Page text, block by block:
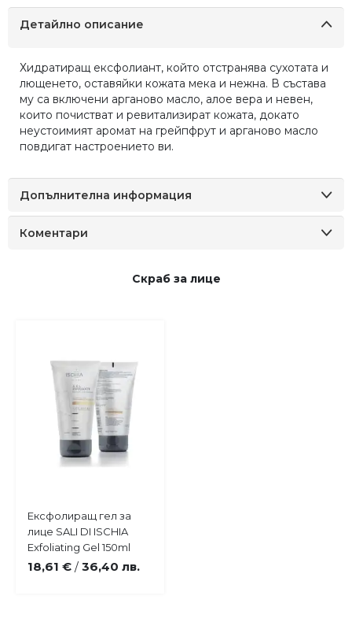
Детайлно описание
Хидратиращ ексфолиант, който отстранява сухотата и
лющенето, оставяйки кожата мека и нежна. В състава
му са включени арганово масло, алое вера и невен,
които почистват и ревитализират кожата, докато
неустоимият аромат на грейпфрут и арганово масло
повдигат настроението ви.
Допълнителна информация
Коментари
Скраб за лице
Добави
в
любими
Купи
Ексфолиращ гел за
лице SALI DI ISCHIA
Exfoliating Gel 150ml
18,61 € / 36,40 лв.